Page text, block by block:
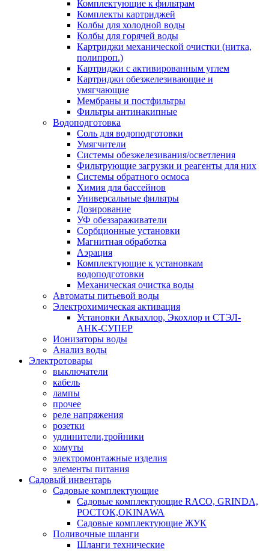
Комплектующие к фильтрам
Комплекты картриджей
Колбы для холодной воды
Колбы для горячей воды
Картриджи механической очистки (нитка,
полипроп.)
Картриджи с активированным углем
Картриджи обезжелезивающие и
умягчающие
Мембраны и постфильтры
Фильтры антинакипные
Водоподготовка
Соль для водоподготовки
Умягчители
Системы обезжелезивания/осветления
Фильтрующие загрузки и реагенты для них
Системы обратного осмоса
Химия для бассейнов
Универсальные фильтры
Дозирование
УФ обеззараживатели
Сорбционные установки
Магнитная обработка
Аэрация
Комплектующие к установкам
водоподготовки
Механическая очистка воды
Автоматы питьевой воды
Электрохимическая активация
Установки Аквахлор, Экохлор и СТЭЛ-
АНК-СУПЕР
Ионизаторы воды
Анализ воды
Электротовары
выключатели
кабель
лампы
прочее
реле напряжения
розетки
удлинители,тройники
хомуты
электромонтажные изделия
элементы питания
Садовый инвентарь
Садовые комплектующие
Садовые комплектующие RACO, GRINDA,
РОСТОК,OKINAWA
Садовые комплектующие ЖУК
Поливочные шланги
Шланги технические